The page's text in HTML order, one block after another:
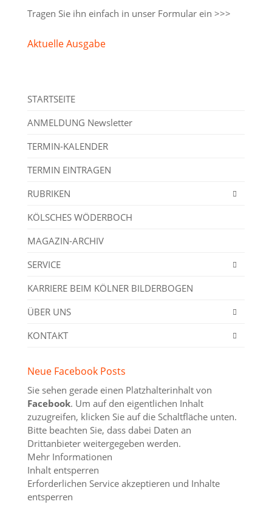
Tragen Sie ihn einfach in unser Formular ein >>>
Aktuelle Ausgabe
STARTSEITE
ANMELDUNG Newsletter
TERMIN-KALENDER
TERMIN EINTRAGEN
RUBRIKEN
KÖLSCHES WÖDERBOCH
MAGAZIN-ARCHIV
SERVICE
KARRIERE BEIM KÖLNER BILDERBOGEN
ÜBER UNS
KONTAKT
Neue Facebook Posts
Sie sehen gerade einen Platzhalterinhalt von
Facebook. Um auf den eigentlichen Inhalt
zuzugreifen, klicken Sie auf die Schaltfläche unten.
Bitte beachten Sie, dass dabei Daten an
Drittanbieter weitergegeben werden.
Mehr Informationen
Inhalt entsperren
Erforderlichen Service akzeptieren und Inhalte
entsperren